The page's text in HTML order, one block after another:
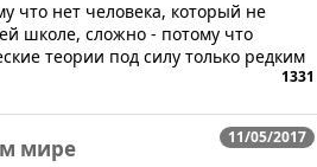
что нет человека, который не
школе, сложно - потому что
теории под силу только редким
1331
11/05/2017
мире